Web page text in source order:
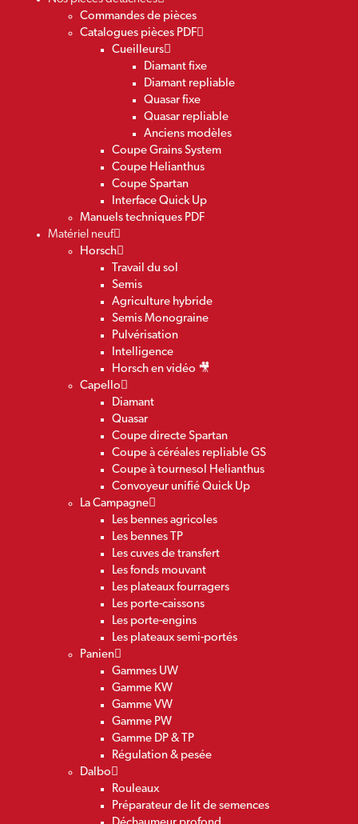
Commandes de pièces
Catalogues pièces PDF
Cueilleurs
Diamant fixe
Diamant repliable
Quasar fixe
Quasar repliable
Anciens modèles
Coupe Grains System
Coupe Helianthus
Coupe Spartan
Interface Quick Up
Manuels techniques PDF
Matériel neuf
Horsch
Travail du sol
Semis
Agriculture hybride
Semis Monograine
Pulvérisation
Intelligence
Horsch en vidéo 🎥
Capello
Diamant
Quasar
Coupe directe Spartan
Coupe à céréales repliable GS
Coupe à tournesol Helianthus
Convoyeur unifié Quick Up
La Campagne
Les bennes agricoles
Les bennes TP
Les cuves de transfert
Les fonds mouvant
Les plateaux fourragers
Les porte-caissons
Les porte-engins
Les plateaux semi-portés
Panien
Gammes UW
Gamme KW
Gamme VW
Gamme PW
Gamme DP & TP
Régulation & pesée
Dalbo
Rouleaux
Préparateur de lit de semences